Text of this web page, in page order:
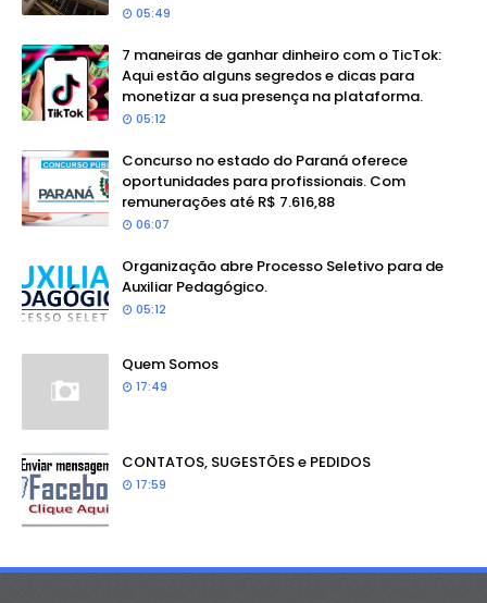
05:49
7 maneiras de ganhar dinheiro com o TicTok:
Aqui estão alguns segredos e dicas para
monetizar a sua presença na plataforma.
05:12
Concurso no estado do Paraná oferece
oportunidades para profissionais. Com
remunerações até R$ 7.616,88
06:07
Organização abre Processo Seletivo para de
Auxiliar Pedagógico.
05:12
Quem Somos
17:49
CONTATOS, SUGESTÕES e PEDIDOS
17:59